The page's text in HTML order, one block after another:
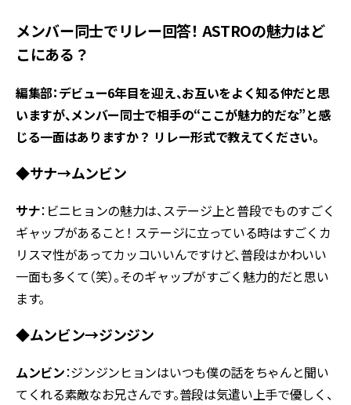
メンバー同士でリレー回答！ ASTROの魅力はど
こにある？
編集部：デビュー6年目を迎え、お互いをよく知る仲だと思
いますが、メンバー同士で相手の“ここが魅力的だな”と感
じる一面はありますか？ リレー形式で教えてください。
◆サナ→ムンビン
サナ：ビニヒョンの魅力は、ステージ上と普段でものすごく
ギャップがあること！ ステージに立っている時はすごくカ
リスマ性があってカッコいいんですけど、普段はかわいい
一面も多くて（笑）。そのギャップがすごく魅力的だと思い
ます。
◆ムンビン→ジンジン
ムンビン：ジンジンヒョンはいつも僕の話をちゃんと聞い
てくれる素敵なお兄さんです。普段は気遣い上手で優しく、